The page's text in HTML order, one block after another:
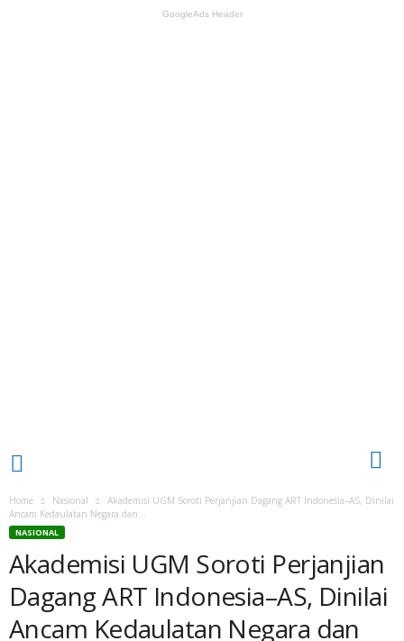
GoogleAds Header
Home Nasional
Akademisi UGM Soroti Perjanjian Dagang ART Indonesia–AS, Dinilai
Ancam Kedaulatan Negara dan...
NASIONAL
Akademisi UGM Soroti Perjanjian
Dagang ART Indonesia–AS, Dinilai
Ancam Kedaulatan Negara dan